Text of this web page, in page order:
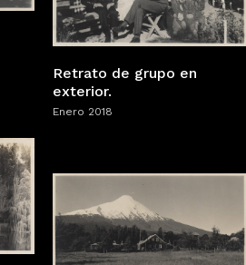
Retrato de grupo en
exterior.
Enero 2018